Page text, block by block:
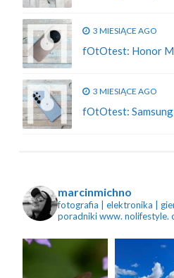
3 MIESIĄCE AGO
fOtOtest: Honor
3 MIESIĄCE AGO
fOtOtest:
marcinmichno
fotografia | elektronika |
poradnikiwww. nolifestyle.